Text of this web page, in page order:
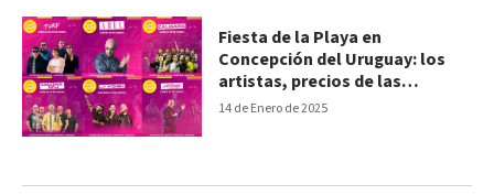
14 de Enero de 2025
Fiesta de la Playa en
Concepción del Uruguay: los
artistas, precios de las
entradas y todos los detalles